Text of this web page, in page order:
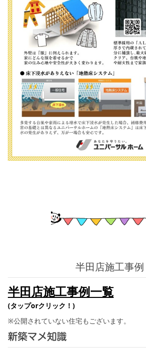
半田店施工事例
半田店施工事例一覧
(タップorクリック！)
※公開されていない住宅もございます。
新築マメ知識